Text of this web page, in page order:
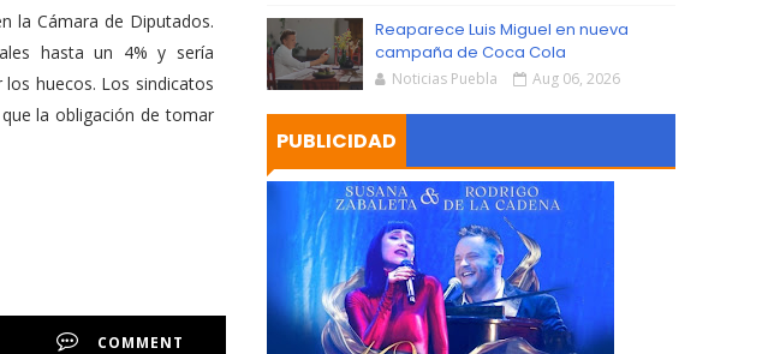
la Cámara de Diputados.
hasta un 4% y sería
huecos. Los sindicatos
la obligación de tomar
COMMENT
Reaparece Luis Miguel en nueva
campaña de Coca Cola
Noticias Puebla Aug 06, 2026
PUBLICIDAD